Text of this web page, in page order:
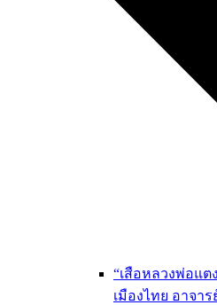
“เสือหลวงพ่อแต
เมืองไทย อาจา